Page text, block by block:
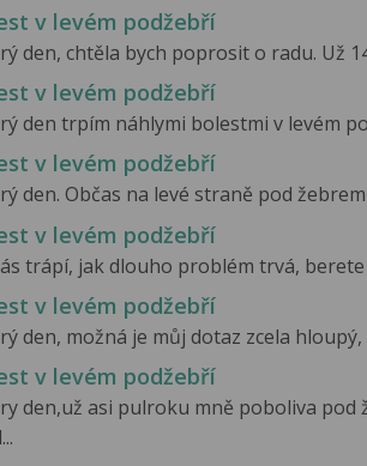
v levém podžebří
den, chtěla bych poprosit o radu. Už
v levém podžebří
den trpím náhlymi bolestmi v levém
v levém podžebří
den. Občas na levé straně pod
v levém podžebří
trápí, jak dlouho problém trvá,
v levém podžebří
den, možná je můj dotaz zcela
v levém podžebří
den,už asi pulroku mně poboliva